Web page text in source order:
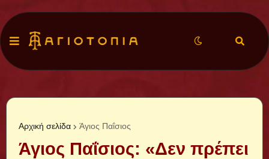
Αρχική σελίδα Άγιος Παΐσιος
Άγιος Παΐσιος: «Δεν πρέπει